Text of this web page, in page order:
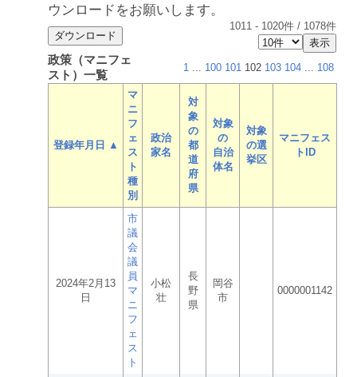
ウンロードをお願いします。
1011 - 1020件 / 1078件
政策（マニフェ
スト）一覧
1 ... 100 101 102 103 104 ... 108
登録年月日 ▲
マ
ニ
フ
ェ
ス
ト
種
別
政治
家名
対
象
の
都
道
府
県
対象
の
自治
体名
対象
の選
挙区
マニフェス
トID
2024年2月13
日
市
議
会
議
員
マ
ニ
フ
ェ
ス
ト
小松
壮
長
野
県
岡谷
市
0000001142